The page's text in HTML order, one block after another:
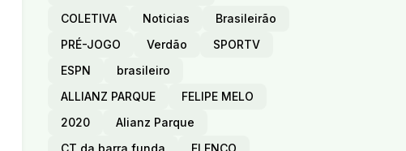
COLETIVA
Noticias
Brasileirão
PRÉ-JOGO
Verdão
SPORTV
ESPN
brasileiro
ALLIANZ PARQUE
FELIPE MELO
2020
Alianz Parque
CT da barra funda
ELENCO